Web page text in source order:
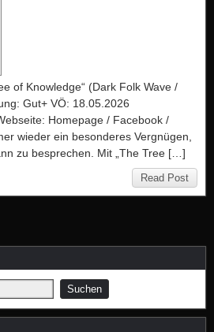
of Knowledge“ (Dark Folk Wave /
Gut+ VÖ: 18.05.2026
Homepage / Facebook /
wieder ein besonderes Vergnügen,
zu besprechen. Mit „The Tree […]
Read Post